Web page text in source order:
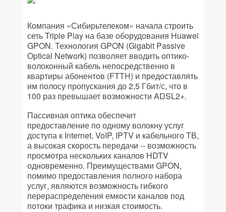
Компания «Сибирьтелеком» начала строить
сеть Triple Play на базе оборудования Huawei
GPON. Технология GPON (Gigabit Passive
Optical Network) позволяет вводить оптико-
волоконный кабель непосредственно в
квартиры абонентов (FTTH) и предоставлять
им полосу пропускания до 2,5 Гбит/с, что в
100 раз превышает возможности ADSL2+.
Пассивная оптика обеспечит
предоставление по одному волокну услуг
доступа к Internet, VoIP, IPTV и кабельного ТВ,
а высокая скорость передачи -- возможность
просмотра нескольких каналов HDTV
одновременно. Преимуществами GPON,
помимо предоставления полного набора
услуг, являются возможность гибкого
перераспределения емкости каналов под
потоки трафика и низкая стоимость.